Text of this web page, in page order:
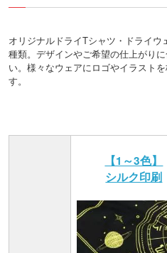
オリジナルドライTシャツ・ドライ
種類。デザインやご希望の仕上がり
い。様々なウェアにロゴやイラスト
す。
【1～3色】
シルク印刷